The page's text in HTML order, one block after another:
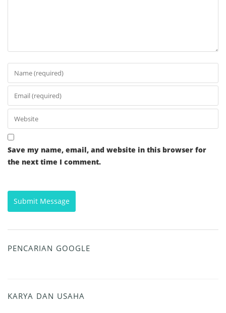
Save my name, email, and website in this browser for
the next time I comment.
PENCARIAN GOOGLE
KARYA DAN USAHA